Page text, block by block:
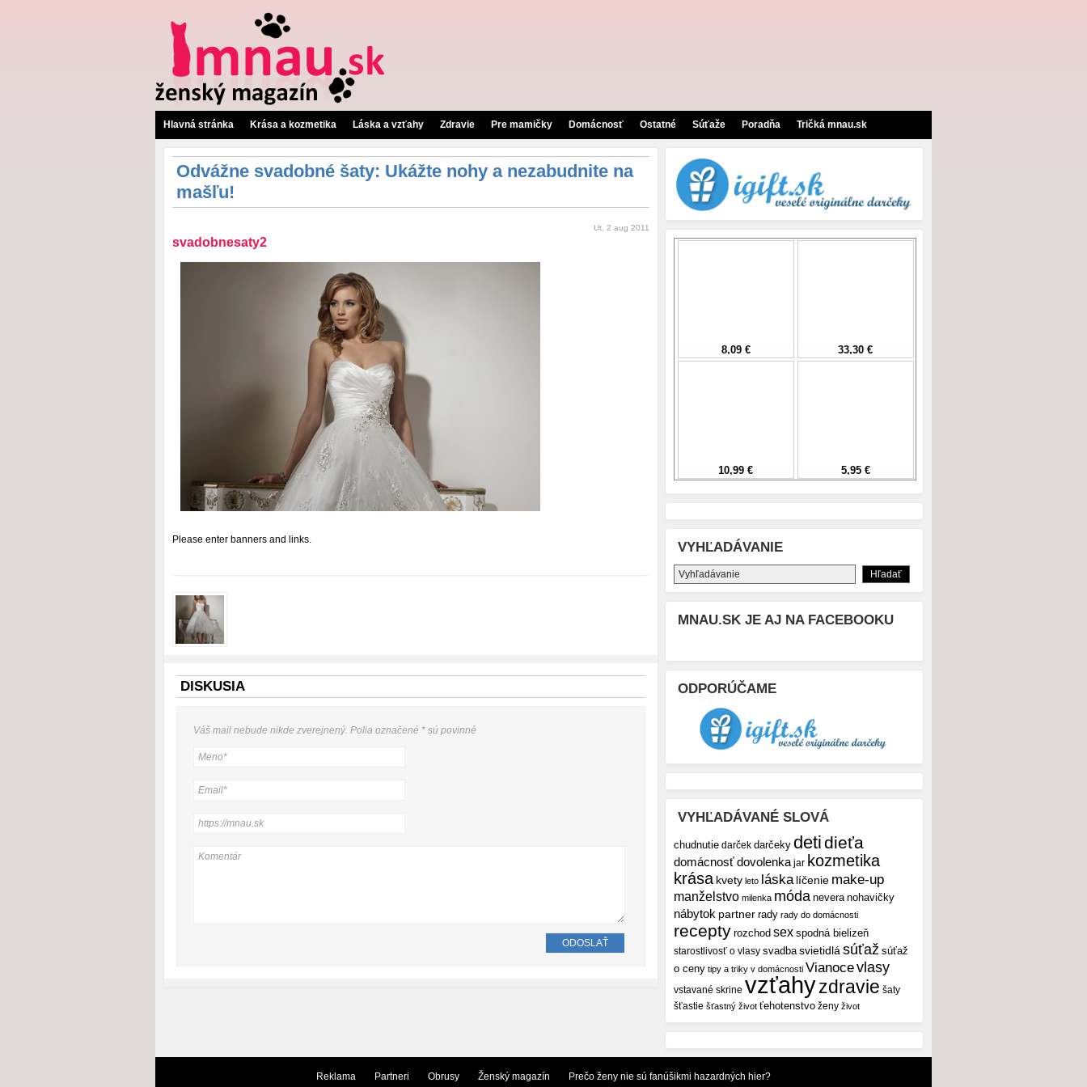
Hlavná stránka Krása a kozmetika Láska a vzťahy Zdravie Pre mamičky Domácnosť Ostatné Súťaže Poradňa Tričká mnau.sk
Odvážne svadobné šaty: Ukážte nohy a nezabudnite na
mašľu!
Ut, 2 aug 2011
svadobnesaty2
Please enter banners and links.
DISKUSIA
Váš mail nebude nikde zverejnený. Polia označené * sú povinné
VYHĽADÁVANIE
MNAU.SK JE AJ NA FACEBOOKU
ODPORÚČAME
VYHĽADÁVANÉ SLOVÁ
chudnutie darček darčeky detidieťa
domácnosťdovolenka jar kozmetika
krása kvety leto láska líčenie make-up
manželstvo milenka móda nevera nohavičky
nábytok partner rady rady do domácnosti
recepty rozchod sex spodná bielizeň
starostlivosť o vlasy svadba svietidlá súťaž súťaž
o ceny tipy a triky v domácnosti Vianocevlasy
vstavané skrine vzťahyzdravie šaty
šťastie šťastný život ťehotenstvo ženy život
Reklama Partneri Obrusy Ženský magazín Prečo ženy nie sú fanúšikmi hazardných hier?